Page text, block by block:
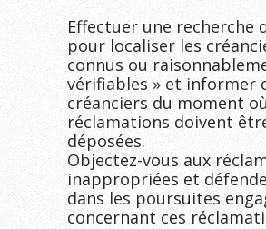
Effectuer une recherche
pour localiser les
connus ou
vérifiables » et informer
créanciers du moment
réclamations doivent
déposées.
Objectez-vous aux
inappropriées et
dans les poursuites
concernant ces